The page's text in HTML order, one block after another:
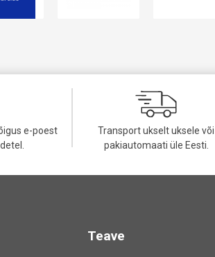
e-poest
Transport ukselt uksele või
pakiautomaati üle Eesti.
Teave